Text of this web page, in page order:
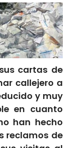
cartas de
callejero a
y muy
en cuanto
han hecho
reclamos de